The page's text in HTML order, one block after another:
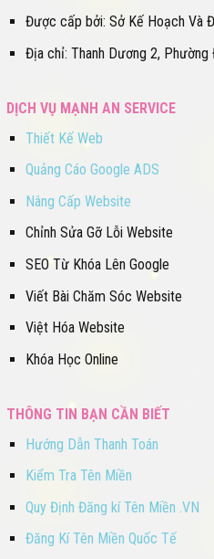
Được cấp bởi: Sở Kế Hoạch Và
Địa chỉ: Thanh Dương 2, Phường
DỊCH VỤ MẠNH AN SERVICE
Thiết Kế Web
Quảng Cáo Google ADS
Nâng Cấp Website
Chỉnh Sửa Gỡ Lỗi Website
SEO Từ Khóa Lên Google
Viết Bài Chăm Sóc Website
Việt Hóa Website
Khóa Học Online
THÔNG TIN BẠN CẦN BIẾT
Hướng Dẫn Thanh Toán
Kiểm Tra Tên Miền
Quy Định Đăng kí Tên Miền .VN
Đăng Kí Tên Miền Quốc Tế